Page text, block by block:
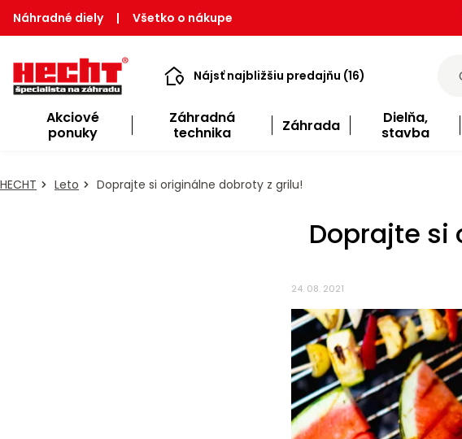
Náhradné diely | Všetko o nákupe
Nájsť najbližšiu predajňu (16)
Akciové
ponuky
Záhradná
technika
Záhrada
Dielňa,
stavba
HECHT Leto Doprajte si originálne dobroty z grilu!
Doprajte si
24. 08. 2021